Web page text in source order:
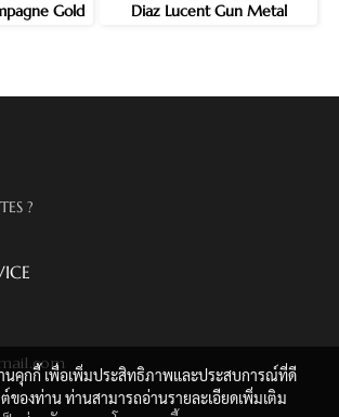
Gold Diaz Lucent Gun Metal
?
านคุกกี้ เพื่อเพิ่มประสิทธิภาพและประสบการณ์ที่ดี
ต์ของท่าน ท่านสามารถอ่านรายละเอียดเพิ่มเติม